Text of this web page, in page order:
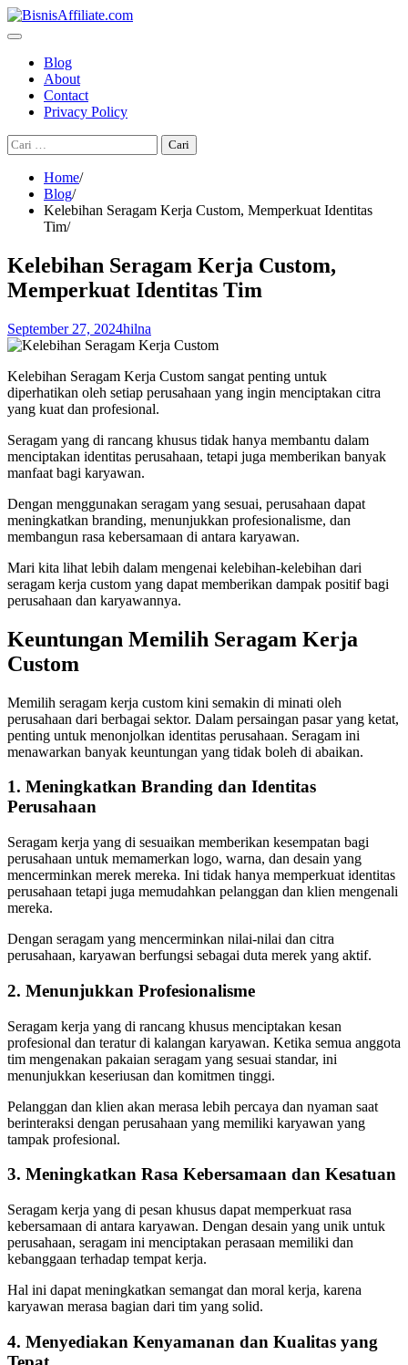
Skip
to
Blog
About
Contact
Privacy Policy
Cari
untuk:
Home
Blog
Kelebihan Seragam Kerja Custom, Memperkuat Identitas
Tim
Kelebihan Seragam Kerja Custom,
Memperkuat Identitas Tim
September 27, 2024hilna
Kelebihan Seragam Kerja Custom sangat penting untuk
diperhatikan oleh setiap perusahaan yang ingin menciptakan citra
yang kuat dan profesional.
Seragam yang di rancang khusus tidak hanya membantu dalam
menciptakan identitas perusahaan, tetapi juga memberikan banyak
manfaat bagi karyawan.
Dengan menggunakan seragam yang sesuai, perusahaan dapat
meningkatkan branding, menunjukkan profesionalisme, dan
membangun rasa kebersamaan di antara karyawan.
Mari kita lihat lebih dalam mengenai kelebihan-kelebihan dari
seragam kerja custom yang dapat memberikan dampak positif bagi
perusahaan dan karyawannya.
Keuntungan Memilih Seragam Kerja
Custom
Memilih seragam kerja custom kini semakin di minati oleh
perusahaan dari berbagai sektor. Dalam persaingan pasar yang ketat,
penting untuk menonjolkan identitas perusahaan. Seragam ini
menawarkan banyak keuntungan yang tidak boleh di abaikan.
1. Meningkatkan Branding dan Identitas
Perusahaan
Seragam kerja yang di sesuaikan memberikan kesempatan bagi
perusahaan untuk memamerkan logo, warna, dan desain yang
mencerminkan merek mereka. Ini tidak hanya memperkuat identitas
perusahaan tetapi juga memudahkan pelanggan dan klien mengenali
mereka.
Dengan seragam yang mencerminkan nilai-nilai dan citra
perusahaan, karyawan berfungsi sebagai duta merek yang aktif.
2. Menunjukkan Profesionalisme
Seragam kerja yang di rancang khusus menciptakan kesan
profesional dan teratur di kalangan karyawan. Ketika semua anggota
tim mengenakan pakaian seragam yang sesuai standar, ini
menunjukkan keseriusan dan komitmen tinggi.
Pelanggan dan klien akan merasa lebih percaya dan nyaman saat
berinteraksi dengan perusahaan yang memiliki karyawan yang
tampak profesional.
3. Meningkatkan Rasa Kebersamaan dan Kesatuan
Seragam kerja yang di pesan khusus dapat memperkuat rasa
kebersamaan di antara karyawan. Dengan desain yang unik untuk
perusahaan, seragam ini menciptakan perasaan memiliki dan
kebanggaan terhadap tempat kerja.
Hal ini dapat meningkatkan semangat dan moral kerja, karena
karyawan merasa bagian dari tim yang solid.
4. Menyediakan Kenyamanan dan Kualitas yang